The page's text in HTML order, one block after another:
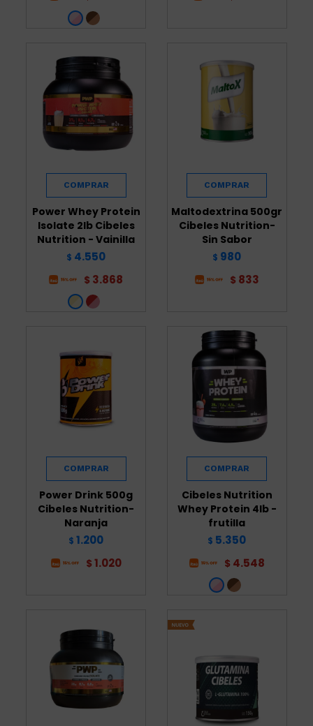
Power Whey Protein
Isolate 2lb Cibeles
Nutrition - Vainilla
$ 4.550
$ 3.868
Maltodextrina 500gr
Cibeles Nutrition-
Sin Sabor
$ 980
$ 833
Power Drink 500g
Cibeles Nutrition-
Naranja
$ 1.200
$ 1.020
Cibeles Nutrition
Whey Protein 4lb -
frutilla
$ 5.350
$ 4.548